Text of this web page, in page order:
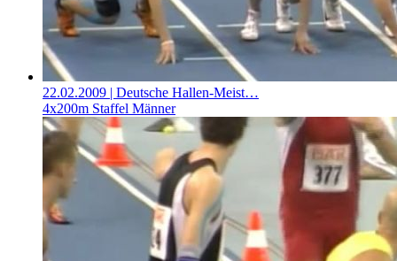
22.02.2009 | Deutsche Hallen-Meist…
4x200m Staffel Männer